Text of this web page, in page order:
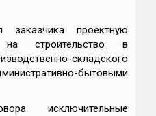
проектную
строительство в
складского
бытовыми
исключительные